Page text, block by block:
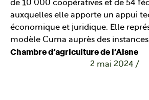
de 10 000 coopératives et de 54
auxquelles elle apporte un appui
économique et juridique. Elle
modèle Cuma auprès des
Chambre d’agriculture de l’Aisne
2 mai 2024 /